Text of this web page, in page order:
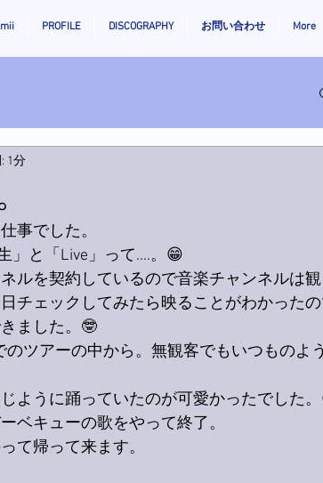
PROFILE DISCOGRAPHY お問い合わせ More
1分
事でした。
」と「Live」って....。😁
ルを契約しているので音楽チャンネルは
チェックしてみたら映ることがわかった
ました。🤓
のツアーの中から。無観客でもいつものよ
ように踊っていたのが可愛かったでした
ベキューの歌をやって終了。
て帰って来ます。